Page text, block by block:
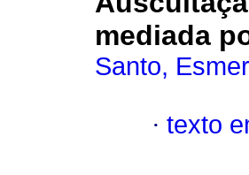
mediada
Santo,
· texto